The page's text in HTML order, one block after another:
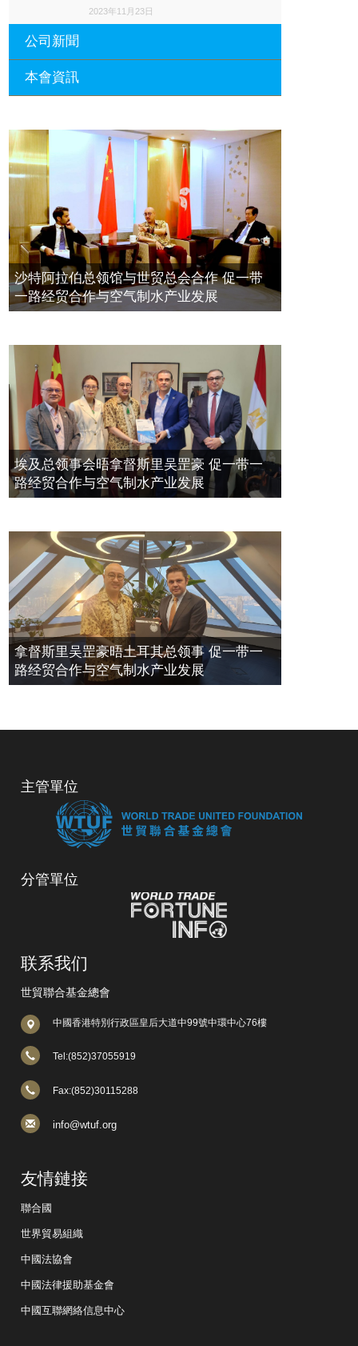
2023年11月23日
公司新聞
一带一路经贸合作与空气制水产业发
2023年11月23日
埃及总领事会晤拿督斯里吴罡豪 促一
带一路经贸合作与空气制水产业发展
2023年11月23日
拿督斯里吴罡豪晤土耳其总领事 促一
带一路经贸合作与空气制水产业发展
2023年11月23日
本會資訊
長瑚蒞臨 天泉鼎豐深圳總部及國際標
量波量子研究院
2021年12月10日
標量波光量子導入系統聯合國總部拿
督斯裏吳達鎔教授首發
2021年12月10日
空氣制水發明人吳達鎔出席聯合國環
境科政商管治聯盟會議
沙特阿拉伯总领馆与世贸总会合作 促一带
一路经贸合作与空气制水产业发展
埃及总领事会晤拿督斯里吴罡豪 促一带一
路经贸合作与空气制水产业发展
拿督斯里吴罡豪晤土耳其总领事 促一带一
路经贸合作与空气制水产业发展
主管單位
分管單位
联系我们
世貿聯合基金總會
中國香港特別行政區皇后大道中99號中環中心76樓
Tel:(852)37055919
Fax:(852)30115288
info@wtuf.org
友情鏈接
聯合國
世界貿易組織
中國法協會
中國法律援助基金會
中國互聯網絡信息中心